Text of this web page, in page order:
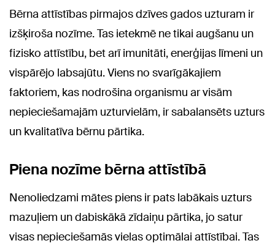
Bērna attīstības pirmajos dzīves gados uzturam ir
izšķiroša nozīme. Tas ietekmē ne tikai augšanu un
fizisko attīstību, bet arī imunitāti, enerģijas līmeni un
vispārējo labsajūtu. Viens no svarīgākajiem
faktoriem, kas nodrošina organismu ar visām
nepieciešamajām uzturvielām, ir sabalansēts uzturs
un kvalitatīva bērnu pārtika.
Piena nozīme bērna attīstībā
Nenoliedzami mātes piens ir pats labākais uzturs
mazuļiem un dabiskākā zīdaiņu pārtika, jo satur
visas nepieciešamās vielas optimālai attīstībai. Tas